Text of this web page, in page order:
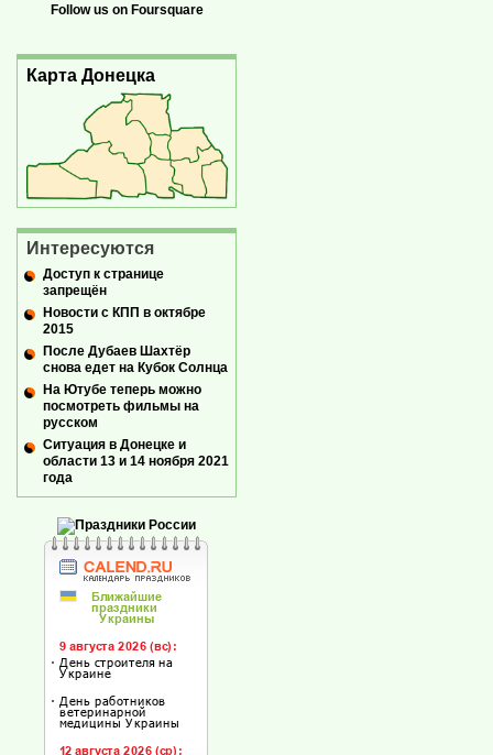
Follow us on Foursquare
Карта Донецка
Интересуются
Доступ к странице
запрещён
Новости с КПП в октябре
2015
После Дубаев Шахтёр
снова едет на Кубок Солнца
На Ютубе теперь можно
посмотреть фильмы на
русском
Ситуация в Донецке и
области 13 и 14 ноября 2021
года